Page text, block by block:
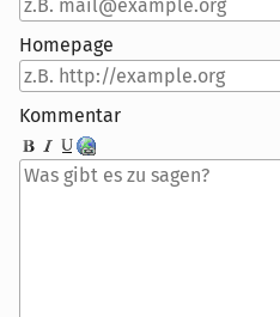
Homepage
Kommentar